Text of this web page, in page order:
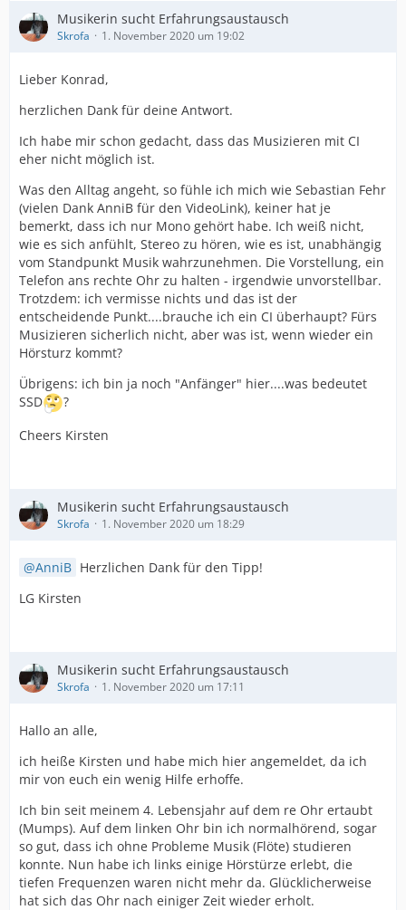
Musikerin sucht Erfahrungsaustausch
Skrofa 1. November 2020 um 19:02
Lieber Konrad,
herzlichen Dank für deine Antwort.
Ich habe mir schon gedacht, dass das Musizieren mit CI
eher nicht möglich ist.
Was den Alltag angeht, so fühle ich mich wie Sebastian Fehr
(vielen Dank AnniB für den VideoLink), keiner hat je
bemerkt, dass ich nur Mono gehört habe. Ich weiß nicht,
wie es sich anfühlt, Stereo zu hören, wie es ist, unabhängig
vom Standpunkt Musik wahrzunehmen. Die Vorstellung, ein
Telefon ans rechte Ohr zu halten - irgendwie unvorstellbar.
Trotzdem: ich vermisse nichts und das ist der
entscheidende Punkt....brauche ich ein CI überhaupt? Fürs
Musizieren sicherlich nicht, aber was ist, wenn wieder ein
Hörsturz kommt?
Übrigens: ich bin ja noch "Anfänger" hier....was bedeutet
SSD
?
Cheers Kirsten
Musikerin sucht Erfahrungsaustausch
Skrofa 1. November 2020 um 18:29
AnniB Herzlichen Dank für den Tipp!
LG Kirsten
Musikerin sucht Erfahrungsaustausch
Skrofa 1. November 2020 um 17:11
Hallo an alle,
ich heiße Kirsten und habe mich hier angemeldet, da ich
mir von euch ein wenig Hilfe erhoffe.
Ich bin seit meinem 4. Lebensjahr auf dem re Ohr ertaubt
(Mumps). Auf dem linken Ohr bin ich normalhörend, sogar
so gut, dass ich ohne Probleme Musik (Flöte) studieren
konnte. Nun habe ich links einige Hörstürze erlebt, die
tiefen Frequenzen waren nicht mehr da. Glücklicherweise
hat sich das Ohr nach einiger Zeit wieder erholt.